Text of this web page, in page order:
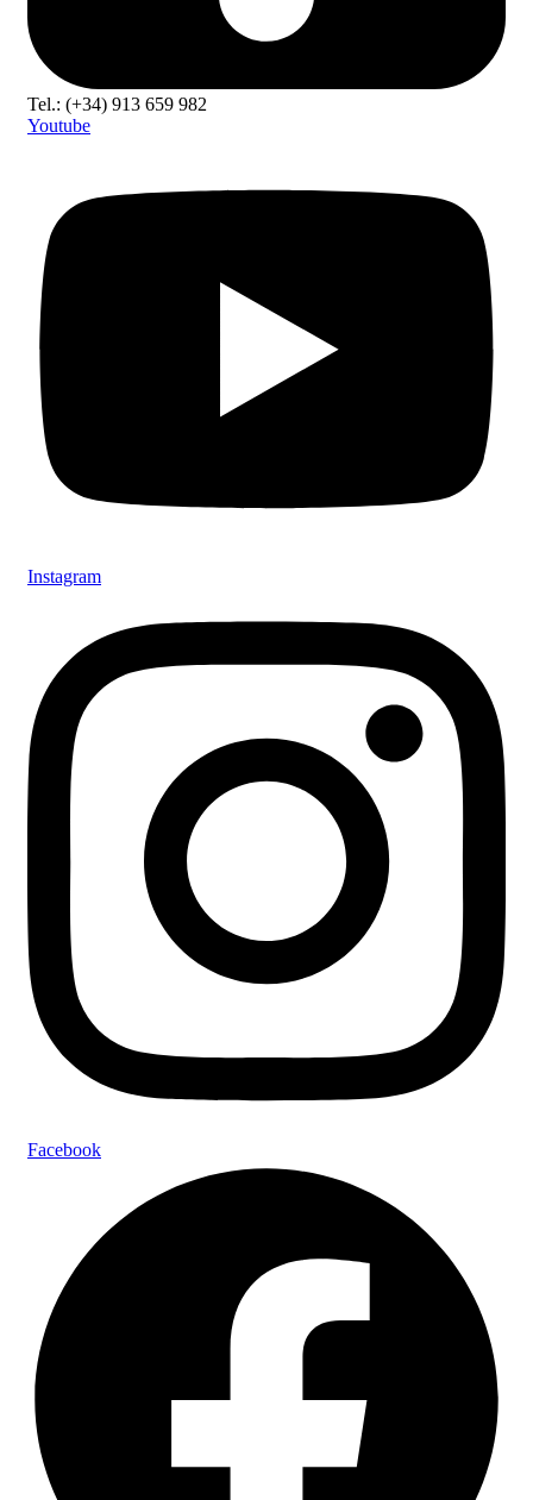
Tel.: (+34) 913 659 982
Youtube
Instagram
Facebook